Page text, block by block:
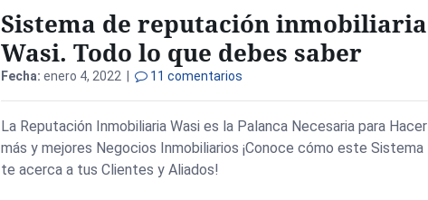
Sistema de reputación inmobiliaria
Wasi. Todo lo que debes saber
Fecha: enero 4, 2022 | 11 comentarios
La Reputación Inmobiliaria Wasi es la Palanca Necesaria para Hacer
más y mejores Negocios Inmobiliarios ¡Conoce cómo este Sistema
te acerca a tus Clientes y Aliados!